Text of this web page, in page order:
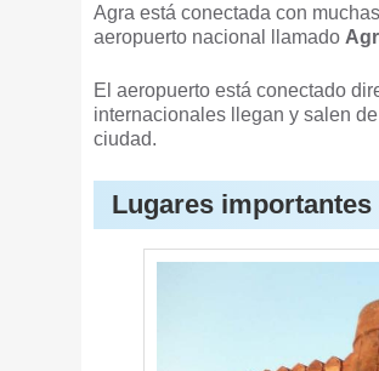
Agra está conectada con
aeropuerto nacional llamado
El aeropuerto está conectado
internacionales llegan y salen
ciudad.
Lugares importantes